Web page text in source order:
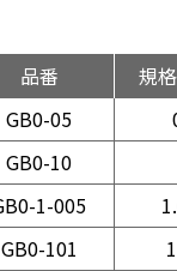
品番 規
GB0-05
GB0-10
1-005
GB0-101